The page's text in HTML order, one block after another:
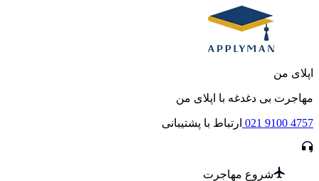
اپلای من
مهاجرت بی دغدغه با اپلای من
021 9100 4757 ارتباط با پشتیبانی
شروع مهاجرت